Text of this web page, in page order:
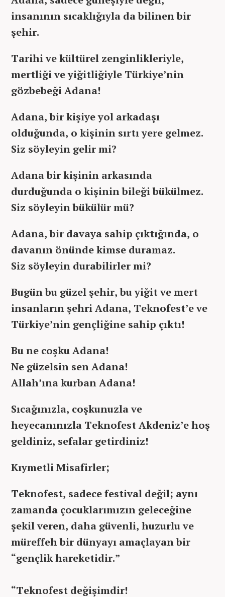
insanının sıcaklığıyla da bilinen bir
şehir.
Tarihi ve kültürel zenginlikleriyle,
mertliği ve yiğitliğiyle Türkiye’nin
gözbebeği Adana!
Adana, bir kişiye yol arkadaşı
olduğunda, o kişinin sırtı yere gelmez.
Siz söyleyin gelir mi?
Adana bir kişinin arkasında
durduğunda o kişinin bileği bükülmez.
Siz söyleyin bükülür mü?
Adana, bir davaya sahip çıktığında, o
davanın önünde kimse duramaz.
Siz söyleyin durabilirler mi?
Bugün bu güzel şehir, bu yiğit ve mert
insanların şehri Adana, Teknofest’e ve
Türkiye’nin gençliğine sahip çıktı!
Bu ne coşku Adana!
Ne güzelsin sen Adana!
Allah’ına kurban Adana!
Sıcağınızla, coşkunuzla ve
heyecanınızla Teknofest Akdeniz’e hoş
geldiniz, sefalar getirdiniz!
Kıymetli Misafirler;
Teknofest, sadece festival değil; aynı
zamanda çocuklarımızın geleceğine
şekil veren, daha güvenli, huzurlu ve
müreffeh bir dünyayı amaçlayan bir
“gençlik hareketidir.”
“Teknofest değişimdir!